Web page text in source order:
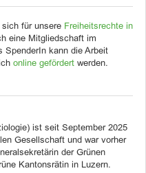
für unsere Freiheitsrechte in
eine Mitgliedschaft im
SpenderIn kann die Arbeit
online gefördert werden.
ist seit September 2025
Gesellschaft und war vorher
der Grünen
Kantonsrätin in Luzern.